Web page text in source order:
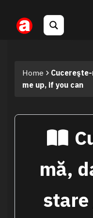
Home
me up, if you can
mă,